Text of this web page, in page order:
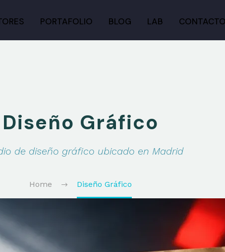
PORTAFOLIO BLOG LAB CONTACTO
Diseño Gráfico
de diseño gráfico ubicado en Madrid
Home Diseño Gráfico